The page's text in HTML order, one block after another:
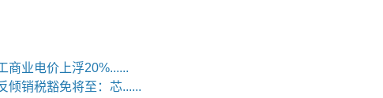
商业电价上浮20%......
倾销税豁免将至：芯......